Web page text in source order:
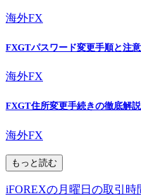
海外FX
FXGTパスワード変更手順と注
海外FX
FXGT住所変更手続きの徹底解説
海外FX
もっと読む
iFOREXの月曜日の取引時